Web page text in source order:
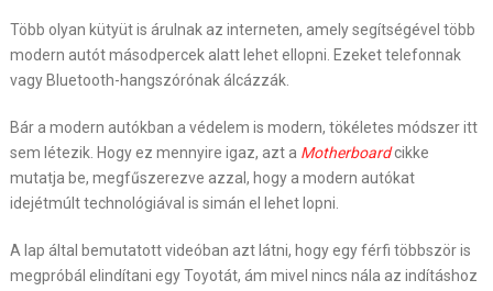
Több olyan kütyüt is árulnak az interneten, amely segítségével több
modern autót másodpercek alatt lehet ellopni. Ezeket telefonnak
vagy Bluetooth-hangszórónak álcázzák.
Bár a modern autókban a védelem is modern, tökéletes módszer itt
sem létezik. Hogy ez mennyire igaz, azt a Motherboardcikke
mutatja be, megfűszerezve azzal, hogy a modern autókat
idejétmúlt technológiával is simán el lehet lopni.
A lap által bemutatott videóban azt látni, hogy egy férfi többször is
megpróbál elindítani egy Toyotát, ám mivel nincs nála az indításhoz